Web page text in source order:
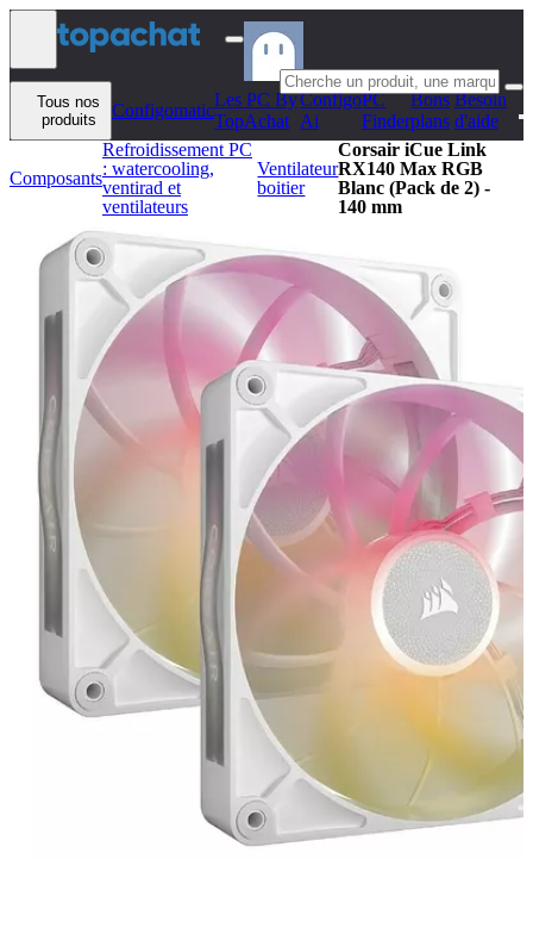
Aller au contenu
Tous nos
produits
Configomatic
Les PC By
TopAchat
Configo
Ai
PC
Finder
Bons
plans
Besoin
d'aide
Composants
Refroidissement PC
: watercooling,
ventirad et
ventilateurs
Ventilateur
boitier
Corsair iCue Link
RX140 Max RGB
Blanc (Pack de 2) -
140 mm